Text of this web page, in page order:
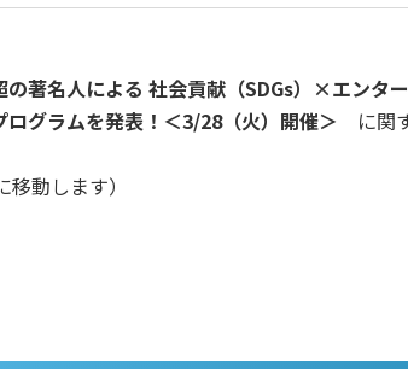
の著名人による 社会貢献（SDGs）×エンタ
ログラムを発表！＜3/28（火）開催＞ に関
移動します）